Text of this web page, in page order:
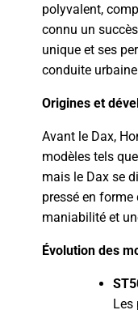
polyvalent,
connu un
unique et ses
conduite
Origines et
Avant le Dax,
modèles tels
mais le Dax se
pressé en
maniabilité et
Évolution des
Les